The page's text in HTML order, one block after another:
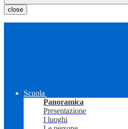
close
Scuola
Panoramica
Presentazione
I luoghi